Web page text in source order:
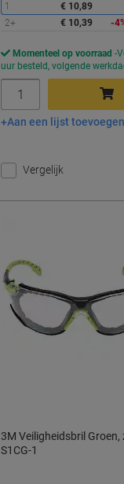
1
€ 10,89
2+
€ 10,39 -
Momenteel op voorraad
uur besteld, volgende
In
Aan een lijst toevoegen
Vergelijk
3M Veiligheidsbril Groen,
S1CG-1